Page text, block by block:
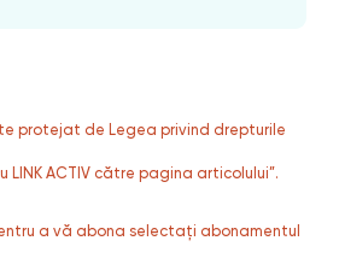
protejat de Legea privind drepturile
LINK ACTIV către pagina articolului”.
a vă abona selectați abonamentul